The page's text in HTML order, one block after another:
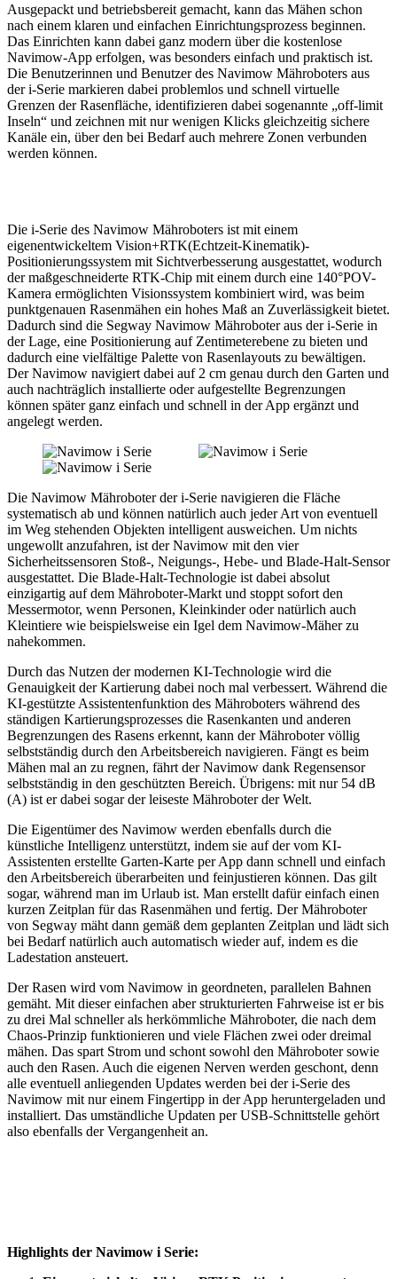
Ausgepackt und betriebsbereit gemacht, kann das Mähen schon
nach einem klaren und einfachen Einrichtungsprozess beginnen.
Das Einrichten kann dabei ganz modern über die kostenlose
Navimow-App erfolgen, was besonders einfach und praktisch ist.
Die Benutzerinnen und Benutzer des Navimow Mähroboters aus
der i-Serie markieren dabei problemlos und schnell virtuelle
Grenzen der Rasenfläche, identifizieren dabei sogenannte „off-limit
Inseln“ und zeichnen mit nur wenigen Klicks gleichzeitig sichere
Kanäle ein, über den bei Bedarf auch mehrere Zonen verbunden
werden können.
Die i-Serie des Navimow Mähroboters ist mit einem
eigenentwickeltem Vision+RTK(Echtzeit-Kinematik)-
Positionierungssystem mit Sichtverbesserung ausgestattet, wodurch
der maßgeschneiderte RTK-Chip mit einem durch eine 140°POV-
Kamera ermöglichten Visionssystem kombiniert wird, was beim
punktgenauen Rasenmähen ein hohes Maß an Zuverlässigkeit bietet.
Dadurch sind die Segway Navimow Mähroboter aus der i-Serie in
der Lage, eine Positionierung auf Zentimeterebene zu bieten und
dadurch eine vielfältige Palette von Rasenlayouts zu bewältigen.
Der Navimow navigiert dabei auf 2 cm genau durch den Garten und
auch nachträglich installierte oder aufgestellte Begrenzungen
können später ganz einfach und schnell in der App ergänzt und
angelegt werden.
Die Navimow Mähroboter der i-Serie navigieren die Fläche
systematisch ab und können natürlich auch jeder Art von eventuell
im Weg stehenden Objekten intelligent ausweichen. Um nichts
ungewollt anzufahren, ist der Navimow mit den vier
Sicherheitssensoren Stoß-, Neigungs-, Hebe- und Blade-Halt-Sensor
ausgestattet. Die Blade-Halt-Technologie ist dabei absolut
einzigartig auf dem Mähroboter-Markt und stoppt sofort den
Messermotor, wenn Personen, Kleinkinder oder natürlich auch
Kleintiere wie beispielsweise ein Igel dem Navimow-Mäher zu
nahekommen.
Durch das Nutzen der modernen KI-Technologie wird die
Genauigkeit der Kartierung dabei noch mal verbessert. Während die
KI-gestützte Assistentenfunktion des Mähroboters während des
ständigen Kartierungsprozesses die Rasenkanten und anderen
Begrenzungen des Rasens erkennt, kann der Mähroboter völlig
selbstständig durch den Arbeitsbereich navigieren. Fängt es beim
Mähen mal an zu regnen, fährt der Navimow dank Regensensor
selbstständig in den geschützten Bereich. Übrigens: mit nur 54 dB
(A) ist er dabei sogar der leiseste Mähroboter der Welt.
Die Eigentümer des Navimow werden ebenfalls durch die
künstliche Intelligenz unterstützt, indem sie auf der vom KI-
Assistenten erstellte Garten-Karte per App dann schnell und einfach
den Arbeitsbereich überarbeiten und feinjustieren können. Das gilt
sogar, während man im Urlaub ist. Man erstellt dafür einfach einen
kurzen Zeitplan für das Rasenmähen und fertig. Der Mähroboter
von Segway mäht dann gemäß dem geplanten Zeitplan und lädt sich
bei Bedarf natürlich auch automatisch wieder auf, indem es die
Ladestation ansteuert.
Der Rasen wird vom Navimow in geordneten, parallelen Bahnen
gemäht. Mit dieser einfachen aber strukturierten Fahrweise ist er bis
zu drei Mal schneller als herkömmliche Mähroboter, die nach dem
Chaos-Prinzip funktionieren und viele Flächen zwei oder dreimal
mähen. Das spart Strom und schont sowohl den Mähroboter sowie
auch den Rasen. Auch die eigenen Nerven werden geschont, denn
alle eventuell anliegenden Updates werden bei der i-Serie des
Navimow mit nur einem Fingertipp in der App heruntergeladen und
installiert. Das umständliche Updaten per USB-Schnittstelle gehört
also ebenfalls der Vergangenheit an.
Highlights der Navimow i Serie: